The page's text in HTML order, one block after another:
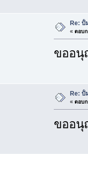
Re: ปั้
« ตอบก
ขออนุ
Re: ปั้
« ตอบก
ขออนุ